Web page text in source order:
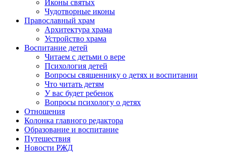
Иконы святых
Чудотворные иконы
Православный храм
Архитектура храма
Устройство храма
Воспитание детей
Читаем с детьми о вере
Психология детей
Вопросы священнику о детях и воспитании
Что читать детям
У вас будет ребенок
Вопросы психологу о детях
Отношения
Колонка главного редактора
Образование и воспитание
Путешествия
Новости РЖД